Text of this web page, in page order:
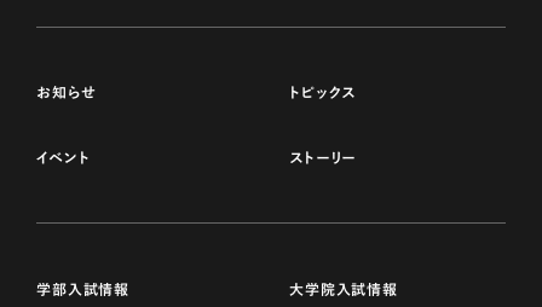
お知らせ トピックス
イベント ストーリー
学部入試情報 大学院入試情報